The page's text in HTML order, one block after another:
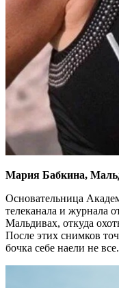
Мария Бабкина,
Основательница
телеканала и журнала
Мальдивах, откуда
После этих снимков
бочка себе наели не